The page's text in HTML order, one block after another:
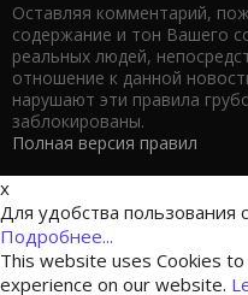
Оставляя комментарий,
содержание и тон Вашего
реальных людей,
отношение к данной
нарушают эти правила
заблокированы.
Полная версия правил
x
Для удобства пользования
Подробнее...
This website uses Cookies
experience on our website.